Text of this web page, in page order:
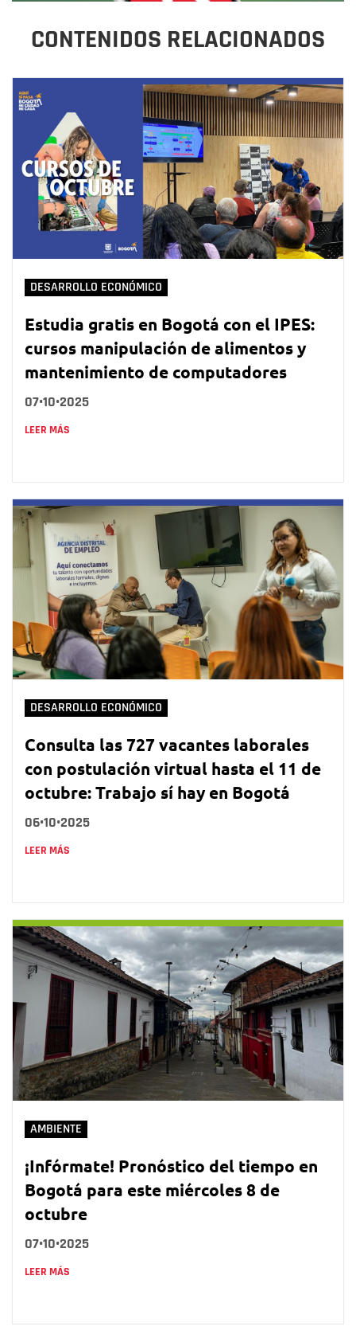
CONTENIDOS RELACIONADOS
DESARROLLO ECONÓMICO
Estudia gratis en Bogotá con el IPES:
cursos manipulación de alimentos y
mantenimiento de computadores
07•10•2025
LEER MÁS
DESARROLLO ECONÓMICO
Consulta las 727 vacantes laborales
con postulación virtual hasta el 11 de
octubre: Trabajo sí hay en Bogotá
06•10•2025
LEER MÁS
AMBIENTE
¡Infórmate! Pronóstico del tiempo en
Bogotá para este miércoles 8 de
octubre
07•10•2025
LEER MÁS